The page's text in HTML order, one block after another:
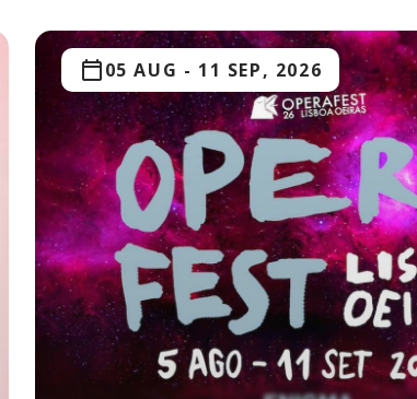
05 AUG - 11 SEP, 2026